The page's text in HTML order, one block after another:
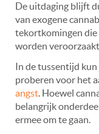
De uitdaging blijft
van exogene
tekortkomingen die
worden
In de tussentijd kun
proberen voor het
angst. Hoewel
belangrijk
ermee om te gaan.